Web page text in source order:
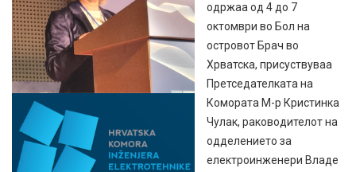
одржаа од 4 до 7
октомври во Бол на
островот Брач во
Хрватска, присуствуваа
Претседателката на
Комората М-р Кристинка
Чулак, раководителот на
одделението за
електроинженери Владе